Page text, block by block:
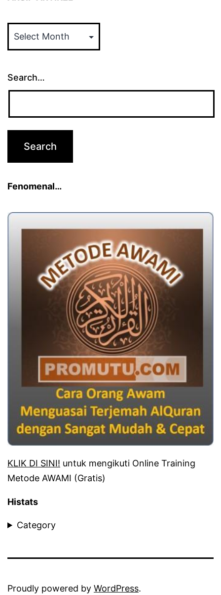
ARTIKEL
Search…
Fenomenal…
KLIK DI SINI! untuk mengikuti Online Training
Metode AWAMI (Gratis)
Histats
Category
Proudly powered by WordPress.